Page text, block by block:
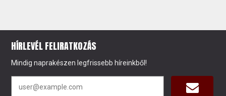
HÍRLEVÉL FELIRATKOZÁS
Mindig naprakészen legfrissebb híreinkből!